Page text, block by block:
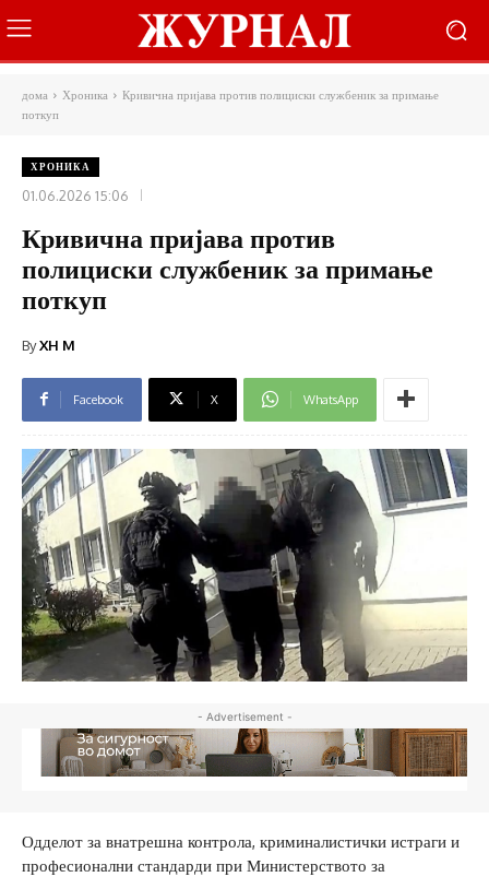
дома Хроника
Кривична пријава против полициски службеник за примање
поткуп
ХРОНИКА
01.06.2026 15:06
Кривична пријава против
полициски службеник за примање
поткуп
ByXH M
Facebook X WhatsApp
- Advertisement -
Одделот за внатрешна контрола, криминалистички истраги и
професионални стандарди при Министерството за